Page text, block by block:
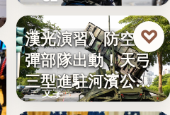
昨天 23:13
軍事演習
文字
漢光演習》防空飛
彈部隊出動！天弓
三型進駐河濱公
園 實地探…
♡